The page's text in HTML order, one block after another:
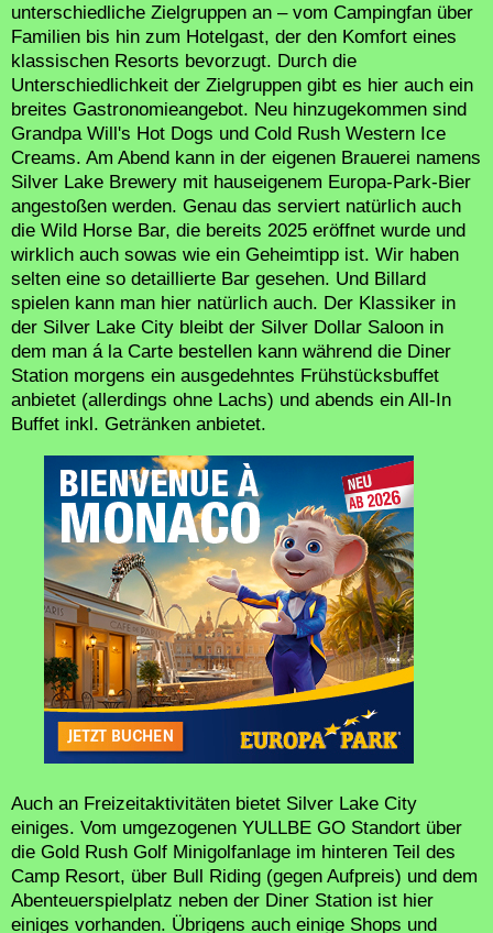
unterschiedliche Zielgruppen an – vom Campingfan über
Familien bis hin zum Hotelgast, der den Komfort eines
klassischen Resorts bevorzugt. Durch die
Unterschiedlichkeit der Zielgruppen gibt es hier auch ein
breites Gastronomieangebot. Neu hinzugekommen sind
Grandpa Will's Hot Dogs und Cold Rush Western Ice
Creams. Am Abend kann in der eigenen Brauerei namens
Silver Lake Brewery mit hauseigenem Europa-Park-Bier
angestoßen werden. Genau das serviert natürlich auch
die Wild Horse Bar, die bereits 2025 eröffnet wurde und
wirklich auch sowas wie ein Geheimtipp ist. Wir haben
selten eine so detaillierte Bar gesehen. Und Billard
spielen kann man hier natürlich auch. Der Klassiker in
der Silver Lake City bleibt der Silver Dollar Saloon in
dem man á la Carte bestellen kann während die Diner
Station morgens ein ausgedehntes Frühstücksbuffet
anbietet (allerdings ohne Lachs) und abends ein All-In
Buffet inkl. Getränken anbietet.
Auch an Freizeitaktivitäten bietet Silver Lake City
einiges. Vom umgezogenen YULLBE GO Standort über
die Gold Rush Golf Minigolfanlage im hinteren Teil des
Camp Resort, über Bull Riding (gegen Aufpreis) und dem
Abenteuerspielplatz neben der Diner Station ist hier
einiges vorhanden. Übrigens auch einige Shops und